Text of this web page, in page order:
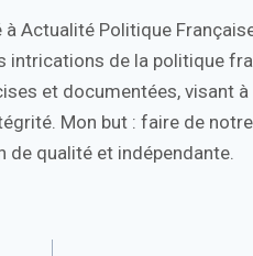
Actualité Politique
intrications de la politique
et documentées, visant
Mon but : faire de
qualité et indépendante.